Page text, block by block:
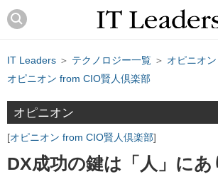
IT Leaders ＞ テクノロジー一覧 ＞ オピニオン
オピニオン from CIO賢人倶楽部
オピニオン
オピニオン from CIO賢人倶楽部
DX成功の鍵は「人」に